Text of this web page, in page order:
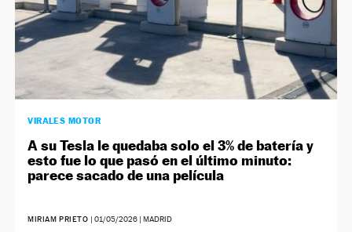
VIRALES MOTOR
A su Tesla le quedaba solo el 3% de batería y
esto fue lo que pasó en el último minuto:
parece sacado de una película
MIRIAM PRIETO | 01/05/2026| MADRID